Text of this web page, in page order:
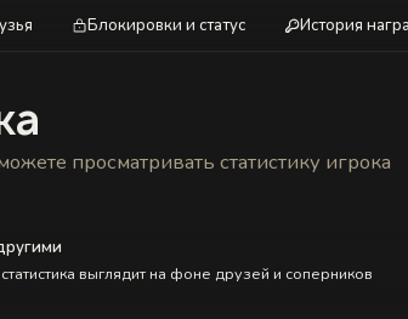
Блокировки и статус История
просматривать статистику игрока
выглядит на фоне друзей и соперников